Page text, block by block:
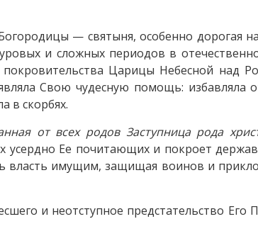
— святыня, особенно дорогая
и сложных периодов в
покровительства Царицы Небесной над
Свою чудесную помощь: избавляла
в скорбях.
от всех родов Заступница рода
усердно Ее почитающих и покроет
власть имущим, защищая воинов и
и неотступное предстательство